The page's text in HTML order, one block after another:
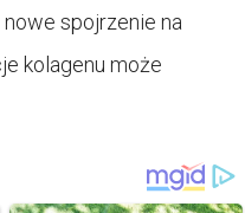
spojrzenie na
kolagenu może